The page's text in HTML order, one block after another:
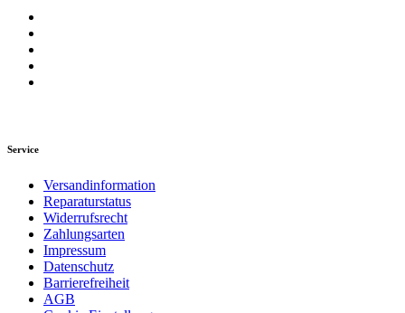
Service
Versandinformation
Reparaturstatus
Widerrufsrecht
Zahlungsarten
Impressum
Datenschutz
Barrierefreiheit
AGB